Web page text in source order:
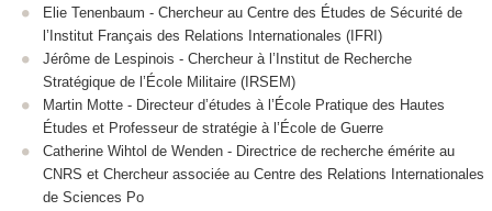
Elie Tenenbaum - Chercheur au Centre des Études de Sécurité de
l’Institut Français des Relations Internationales (IFRI)
Jérôme de Lespinois - Chercheur à l’Institut de Recherche
Stratégique de l’École Militaire (IRSEM)
Martin Motte - Directeur d’études à l’École Pratique des Hautes
Études et Professeur de stratégie à l’École de Guerre
Catherine Wihtol de Wenden - Directrice de recherche émérite au
CNRS et Chercheur associée au Centre des Relations Internationales
de Sciences Po